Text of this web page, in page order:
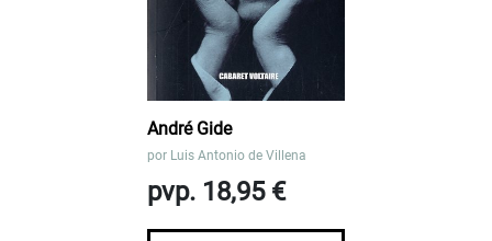
André Gide
por Luis Antonio de Villena
pvp. 18,95 €